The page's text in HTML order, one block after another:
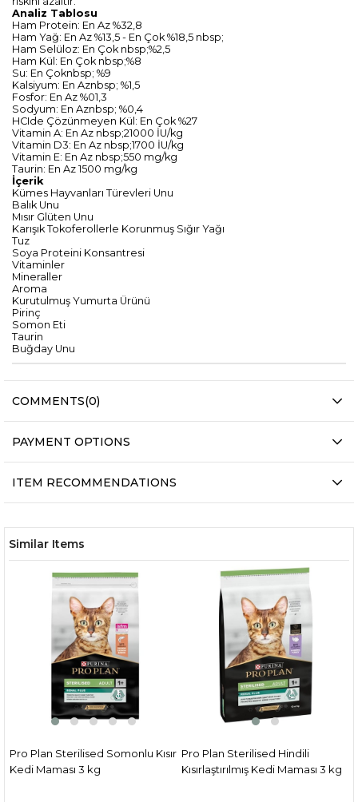
Analiz Tablosu
Ham Protein: En Az %32,8
Ham Yağ: En Az %13,5 - En Çok %18,5 nbsp;
Ham Selüloz: En Çok nbsp;%2,5
Ham Kül: En Çok nbsp;%8
Su: En Çoknbsp; %9
Kalsiyum: En Aznbsp; %1,5
Fosfor: En Az %01,3
Sodyum: En Aznbsp; %0,4
HCIde Çözünmeyen Kül: En Çok %27
Vitamin A: En Az nbsp;21000 İU/kg
Vitamin D3: En Az nbsp;1700 İU/kg
Vitamin E: En Az nbsp;550 mg/kg
Taurin: En Az 1500 mg/kg
İçerik
Kümes Hayvanları Türevleri Unu
Balık Unu
Mısır Glüten Unu
Karışık Tokoferollerle Korunmuş Sığır Yağı
Tuz
Soya Proteini Konsantresi
Vitaminler
Mineraller
Aroma
Kurutulmuş Yumurta Ürünü
Pirinç
Somon Eti
Taurin
Buğday Unu
COMMENTS(0)
PAYMENT OPTIONS
ITEM RECOMMENDATIONS
Similar Items
Pro Plan Sterilised Somonlu Kısır
Kedi Maması 3 kg
Pro Plan Sterilised Hindili
Kısırlaştırılmış Kedi Maması 3 kg